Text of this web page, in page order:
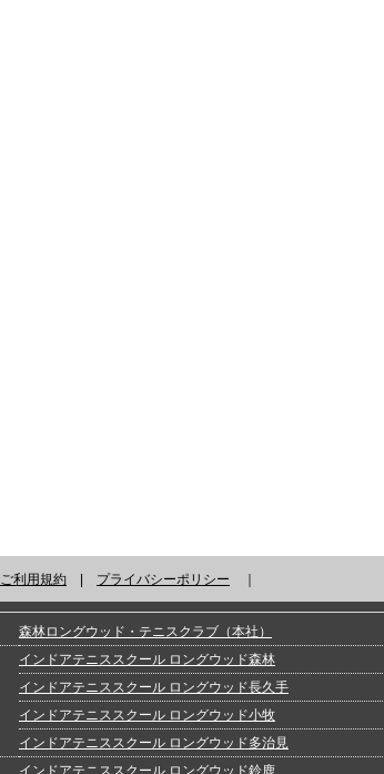
ご利用規約 プライバシーポリシー
森林ロングウッド・テニスクラブ（本社）
インドアテニススクール ロングウッド森林
インドアテニススクール ロングウッド長久手
インドアテニススクール ロングウッド小牧
インドアテニススクール ロングウッド多治見
インドアテニススクール ロングウッド鈴鹿